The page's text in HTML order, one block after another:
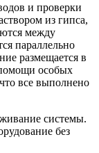
и проверки
из гипса,
между
параллельно
размещается в
особых
все выполнено
системы.
без